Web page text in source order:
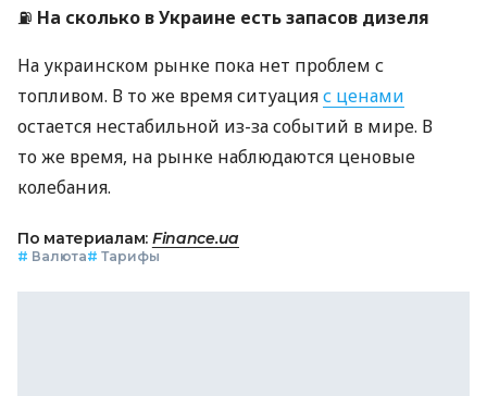
⛽ На сколько в Украине есть запасов дизеля
На украинском рынке пока нет проблем с
топливом. В то же время ситуацияс ценами
остается нестабильной из-за событий в мире. В
то же время, на рынке наблюдаются ценовые
колебания.
По материалам: Finance.ua
# Валюта# Тарифы